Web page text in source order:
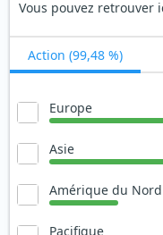
Vous pouvez retrouver
Action (99,48 %)
Europe
Asie
Amérique du Nord
Pacifique